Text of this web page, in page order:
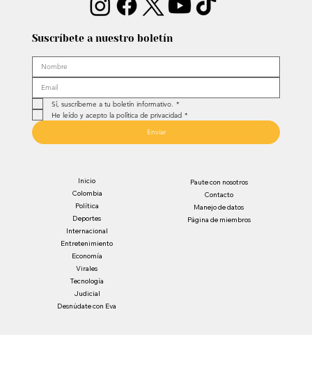
Suscríbete a nuestro boletín
Sí, suscríbeme a tu boletín informativo.
He leído y acepto la política de privacidad *
Inicio
Colombia
Política
Deportes
Internacional
Entretenimiento
Economía
Virales
Tecnología
Paute con nosotros